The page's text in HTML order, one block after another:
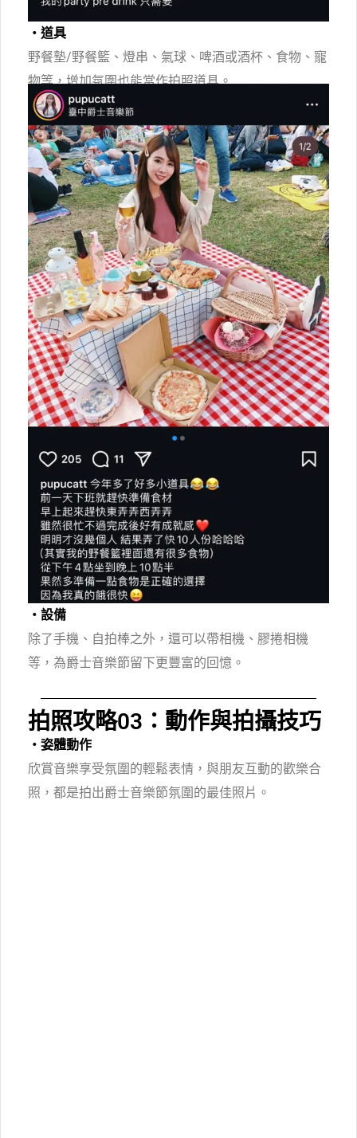
・道具
野餐墊/野餐籃、燈串、氣球、啤酒或酒杯、食物、寵
物等，增加氛圍也能當作拍照道具。
・設備
除了手機、自拍棒之外，還可以帶相機、膠捲相機
等，為爵士音樂節留下更豐富的回憶。
拍照攻略03：動作與拍攝技巧
・姿體動作
欣賞音樂享受氛圍的輕鬆表情，與朋友互動的歡樂合
照，都是拍出爵士音樂節氛圍的最佳照片。